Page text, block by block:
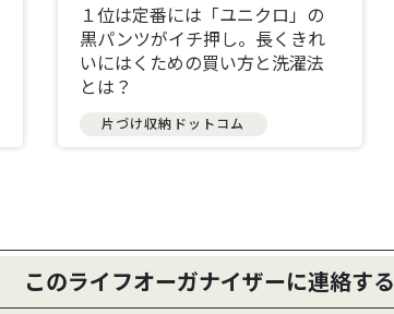
１位は定番には「ユニクロ」の
黒パンツがイチ押し。長くきれ
いにはくための買い方と洗濯法
とは？
片づけ収納ドットコム
このライフオーガナイザーに連絡する